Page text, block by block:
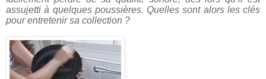
assujetti à quelques poussières. Quelles sont alors les clés
pour entretenir sa collection ?